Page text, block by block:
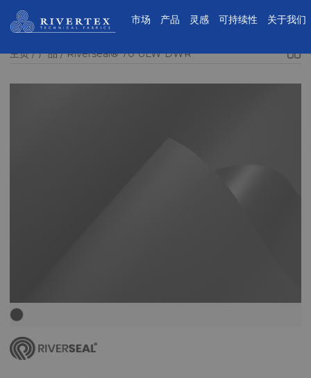
主页 产品 Riverseal® 70 ULW DWR
Rivertex技术面料集团 市场 产品 灵感 可持续性 关于我们